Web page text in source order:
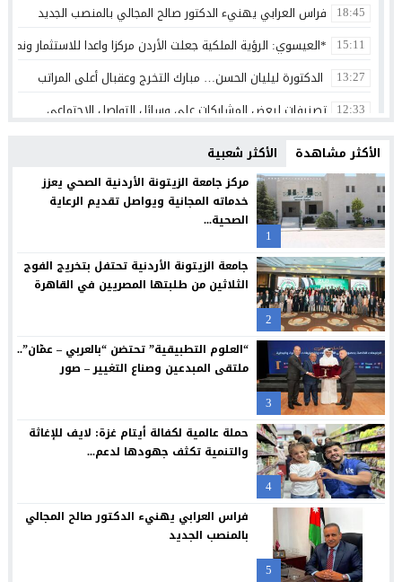
18:45 فراس العرابي يهنيء الدكتور صالح المجالي بالمنصب الجديد
15:11 *العيسوي: الرؤية الملكية جعلت الأردن مركزا واعدا للاستثمار
13:27 الدكتورة ليليان الحسن… مبارك التخرج وعقبال أعلى المراتب
12:33 تصنيفات لبعض المشاركات على وسائل التواصل الاجتماعي
الثقة واليقين بعد الثبات أولا
12:26 بنك الأردن يطلق حملة القرض الشخصي لعام 2026 مع استرداد نقدي
12:24 شراكة بين “طلبات الأردن” ومؤسسة تضامن لتسهيل التبرعات
سامسونج تعيد تصميم الشاشة بما يتوافق مع الطريقة التي
12:18 البنك الأردني الكويتي يوقع اتفاقية تعاون مع الشركة الأردنية
12:13 مجابهة الاحتيال الإلكتروني مسؤولية مشتركة
12:10 بنك صفوة الإسلامي يجدد شراكته مع تكية أم علي ويواصل دعمه
الأكثر مشاهدة الأكثر شعبية
1
مركز جامعة الزيتونة الأردنية الصحي يعزز
خدماته المجانية ويواصل تقديم الرعاية
الصحية...
2
جامعة الزيتونة الأردنية تحتفل بتخريج الفوج
الثلاثين من طلبتها المصريين في القاهرة
3
“العلوم التطبيقية” تحتضن “بالعربي – عمّان”..
ملتقى المبدعين وصناع التغيير – صور
4
حملة عالمية لكفالة أيتام غزة: لايف للإغاثة
والتنمية تكثف جهودها لدعم...
5
فراس العرابي يهنيء الدكتور صالح المجالي
بالمنصب الجديد